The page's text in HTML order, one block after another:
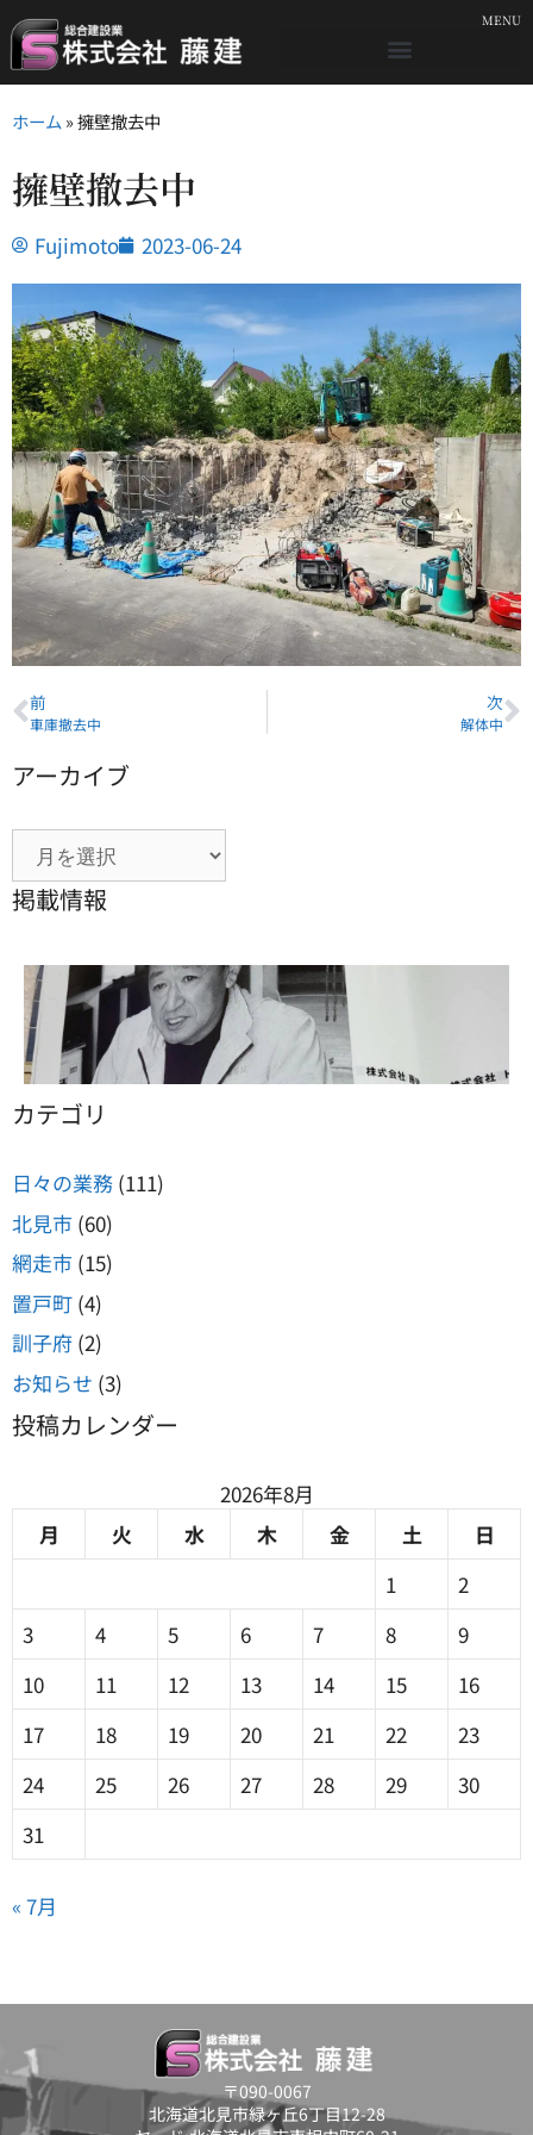
MENU
ホーム»擁壁撤去中
アーカイブ
掲載情報
雑誌掲載
詳しくはこちら
カテゴリ
日々の業務 (111)
北見市 (60)
網走市 (15)
置戸町 (4)
訓子府 (2)
お知らせ (3)
投稿カレンダー
2026年8月
月
火 水 木 金 土
日
1
2
3
4 5 6 7 8
9
10
11 12 13 14 15
16
17
18 19 20 21 22
23
24
25 26 27 28 29
30
31
« 7月
擁壁撤去中
Fujimoto 2023-06-24
前
車庫撤去中
次
解体中
〒090-0067
北海道北見市緑ヶ丘6丁目12-28